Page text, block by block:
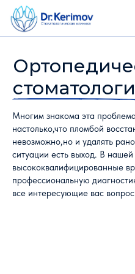
Многим знакома эта
настолько,что пломбой
невозможно,но и удалять
ситуации есть выход. В
высококвалифицированные
профессиональную
все интересующие вас